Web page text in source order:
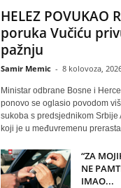
HELEZ POVUKAO
poruka Vučiću
pažnju
Samir Memic - 8 kolovoza,
Ministar odbrane Bosne i
ponovo se oglasio povodom
sukoba s predsjednikom Srbije
koji je u međuvremenu
“ZA
NE
IMAO...